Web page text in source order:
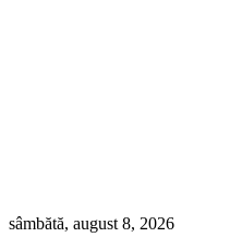
sâmbătă, august 8, 2026